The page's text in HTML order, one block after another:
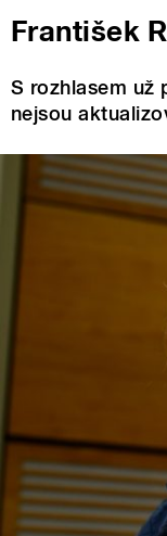
František
S rozhlasem už
nejsou